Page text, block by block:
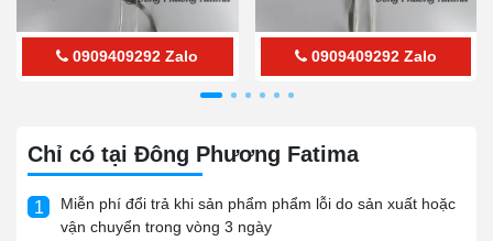
0909409292 Zalo 0909409292Zalo
Chỉ có tại Đông Phương Fatima
1
Miễn phí đổi trả khi sản phẩm phẩm lỗi do sản xuất hoặc
vận chuyển trong vòng 3 ngày